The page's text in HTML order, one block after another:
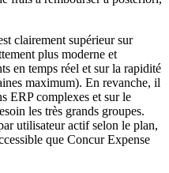
clairement supérieur sur
plus moderne et
en temps réel et sur la rapidité
maximum). En revanche, il
ERP complexes et sur le
les très grands groupes.
utilisateur actif selon le plan,
que Concur Expense